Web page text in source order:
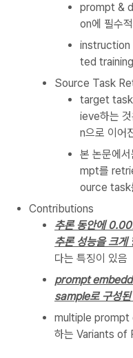
prompt &
on에 필수
instruction
ted
Source Task
target task
ieve하는
n으로 이어
본 논문에
mpt를
ource task
Contributions
추론 동안에
추론 성능을 크게
다는 특징이 있음
prompt
sample로 구성
multiple prompt
하는 Variants of